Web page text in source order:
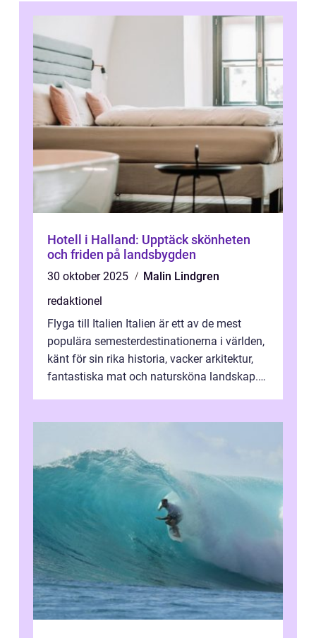
Hotell i Halland: Upptäck skönheten
och friden på landsbygden
30 oktober 2025
Malin Lindgren
redaktionel
Flyga till Italien Italien är ett av de mest
populära semesterdestinationerna i världen,
känt för sin rika historia, vacker arkitektur,
fantastiska mat och natursköna landskap.